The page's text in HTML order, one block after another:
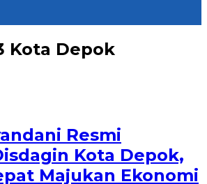
Kota Depok
Resmi
Kota Depok,
Majukan Ekonomi